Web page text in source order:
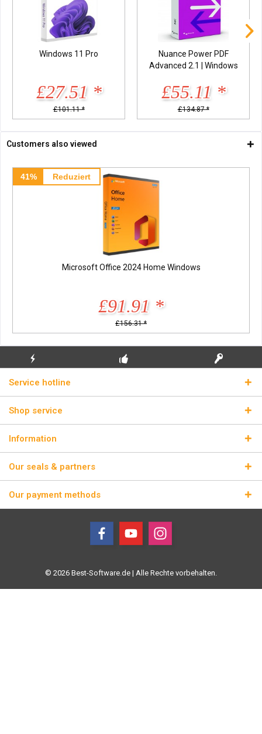
Windows 11 Pro
£27.51 *
£101.11 *
Nuance Power PDF
Advanced 2.1 | Windows
£55.11 *
£134.87 *
Customers also viewed
41% Reduziert
Microsoft Office 2024 Home Windows
£91.91 *
£156.31 *
FLASH SHIPPING REAL LICENSE KEYS
Service hotline
Shop service
Information
Our seals & partners
Our payment methods
© 2026 Best-Software.de | Alle Rechte vorbehalten.